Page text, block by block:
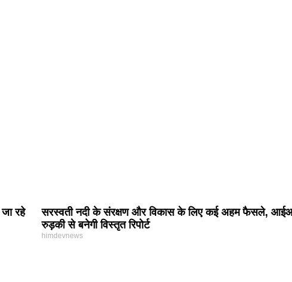
रहे
सरस्वती नदी के संरक्षण और विकास के लिए कई अहम फैसले,
रुड़की से बनेगी विस्तृत रिपोर्ट
himdevnews